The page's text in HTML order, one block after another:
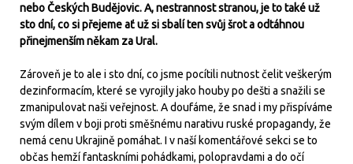
nebo Českých Budějovic. A, nestrannost stranou, je to také už
sto dní, co si přejeme ať už si sbalí ten svůj šrot a odtáhnou
přinejmenším někam za Ural.
Zároveň je to ale i sto dní, co jsme pocítili nutnost čelit veškerým
dezinformacím, které se vyrojily jako houby po dešti a snažili se
zmanipulovat naši veřejnost. A doufáme, že snad i my přispíváme
svým dílem v boji proti směšnému narativu ruské propagandy, že
nemá cenu Ukrajině pomáhat. I v naší komentářové sekci se to
občas hemží fantaskními pohádkami, polopravdami a do očí